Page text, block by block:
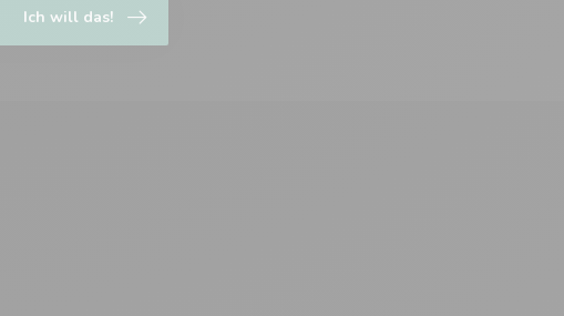
Ich will das!